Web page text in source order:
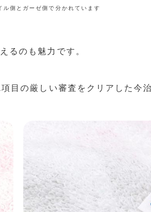
側とガーゼ側で分かれています
るのも魅力です。
目の厳しい審査をクリアした今